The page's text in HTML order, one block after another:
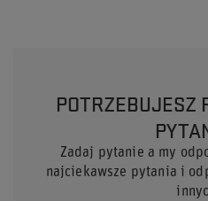
POTRZEBUJESZ
Zadaj pytanie a my
najciekawsze pytania i